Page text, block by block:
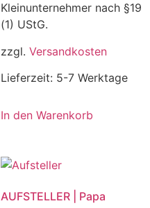
Kleinunternehmer nach §19
(1) UStG.
zzgl. Versandkosten
Lieferzeit: 5-7 Werktage
In den Warenkorb
AUFSTELLER | Papa